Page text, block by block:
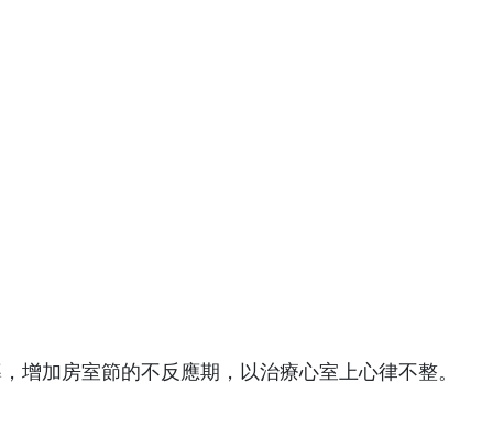
增加房室節的不反應期，以治療心室上心律不整。